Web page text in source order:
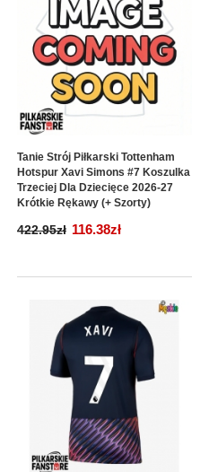
Tanie Strój Piłkarski Tottenham
Hotspur Xavi Simons #7 Koszulka
Trzeciej Dla Dziecięce 2026-27
Krótkie Rękawy (+ Szorty)
422.95zł 116.38zł